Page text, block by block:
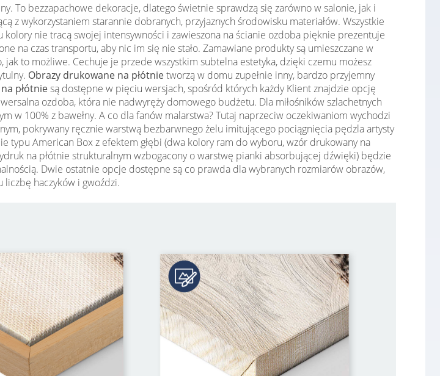
To bezzapachowe dekoracje, dlatego świetnie sprawdzą się zarówno w salonie, jak i
z wykorzystaniem starannie dobranych, przyjaznych środowisku materiałów. Wszystkie
nie tracą swojej intensywności i zawieszona na ścianie ozdoba pięknie prezentuje
na czas transportu, aby nic im się nie stało. Zamawiane produkty są umieszczane w
to możliwe. Cechuje je przede wszystkim subtelna estetyka, dzięki czemu możesz
Obrazy drukowane na płótnietworzą w domu zupełnie inny, bardzo przyjemny
płótniesą dostępne w pięciu wersjach, spośród których każdy Klient znajdzie opcję
ozdoba, która nie nadwyręży domowego budżetu. Dla miłośników szlachetnych
w 100% z bawełny. A co dla fanów malarstwa? Tutaj naprzeciw oczekiwaniom wychodzi
pokrywany ręcznie warstwą bezbarwnego żelu imitującego pociągnięcia pędzla artysty
typu American Box z efektem głębi (dwa kolory ram do wyboru, wzór drukowany na
na płótnie strukturalnym wzbogacony o warstwę pianki absorbującej dźwięki) będzie
Dwie ostatnie opcje dostępne są co prawda dla wybranych rozmiarów obrazów,
haczyków i gwoździ.